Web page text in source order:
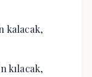
kalacak,
kılacak,